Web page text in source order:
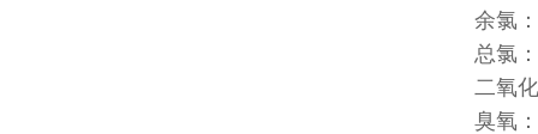
余氯
总氯
二氧
臭氧